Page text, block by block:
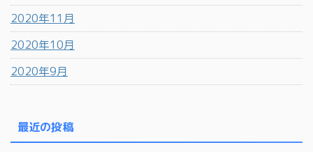
2020年11月
2020年10月
2020年9月
最近の投稿